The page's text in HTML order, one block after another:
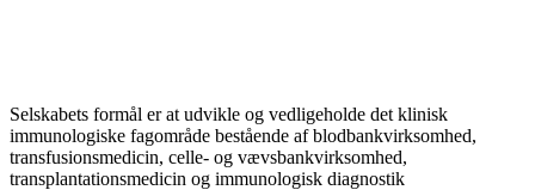
Selskabets formål er at udvikle og vedligeholde det klinisk
immunologiske fagområde bestående af blodbankvirksomhed,
transfusionsmedicin, celle- og vævsbankvirksomhed,
transplantationsmedicin og immunologisk diagnostik